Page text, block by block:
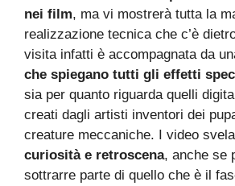
nei film, ma vi mostrerà tutta la
realizzazione tecnica che c’è
visita infatti è accompagnata da
che spiegano tutti gli effetti
sia per quanto riguarda quelli
creati dagli artisti inventori dei
creature meccaniche. I video
curiosità e retroscena, anche se
sottrarre parte di quello che è il